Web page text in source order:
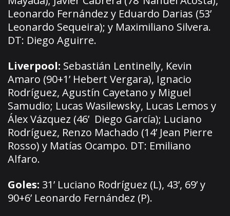
Leonardo Fernández y Eduardo Darias (53’
Leonardo Sequeira); y Maximiliano Silvera.
DT: Diego Aguirre.
Liverpool: Sebastián Lentinelly, Kevin
Amaro (90+1’ Hebert Vergara), Ignacio
Rodríguez, Agustín Cayetano y Miguel
Samudio; Lucas Wasilewsky, Lucas Lemos y
Álex Vázquez (46’ Diego García); Luciano
Rodríguez, Renzo Machado (14’ Jean Pierre
Rosso) y Matías Ocampo. DT: Emiliano
Alfaro.
Goles: 31’ Luciano Rodríguez (L), 43’, 69’ y
90+6’ Leonardo Fernández (P).